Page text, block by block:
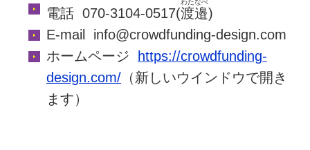
電話 070-3104-0517(渡邉
わたなべ
)
E-mail info@crowdfunding-design.com
ホームページ
https://crowdfunding-
design.com/（新しいウインドウで開き
ます）